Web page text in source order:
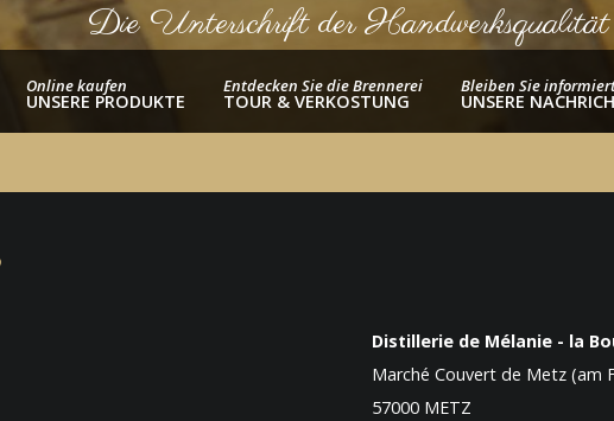
Die Unterschrift der Handwerksqualität
Online kaufen
UNSERE PRODUKTE
Entdecken Sie die Brennerei
TOUR & VERKOSTUNG
Bleiben Sie
UNSERE
Distillerie de Mélanie - la
Marché Couvert de Metz (am
57000 METZ